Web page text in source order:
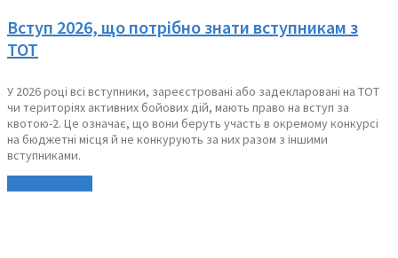
Вступ 2026, що потрібно знати вступникам з
ТОТ
У 2026 році всі вступники, зареєстровані або задекларовані на ТОТ
чи територіях активних бойових дій, мають право на вступ за
квотою-2. Це означає, що вони беруть участь в окремому конкурсі
на бюджетні місця й не конкурують за них разом з іншими
вступниками.